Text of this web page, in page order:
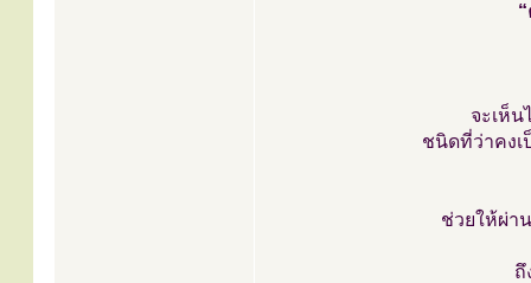
จะเห็
ชนิดที่ว่าคง
ช่วยให้ผ่า
ถึ